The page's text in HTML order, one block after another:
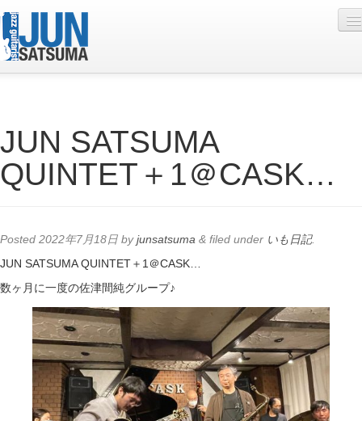
Live Schedule
Discography
Contact
YouTube
Online Lesson
JUN SATSUMA
QUINTET＋1＠CASK…
Posted 2022年7月18日 byjunsatsuma & filed under いも日記.
JUN SATSUMA QUINTET＋1＠CASK…
数ヶ月に一度の佐津間純グループ♪